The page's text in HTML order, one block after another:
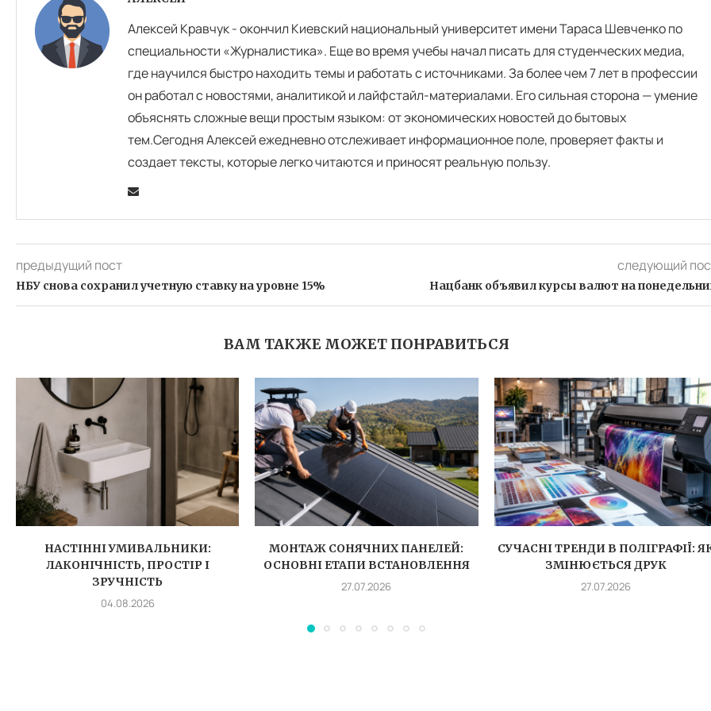
Алексей Кравчук - окончил Киевский национальный университет имени Тараса Шевченко по
специальности «Журналистика». Еще во время учебы начал писать для студенческих медиа,
где научился быстро находить темы и работать с источниками. За более чем 7 лет в профессии
он работал с новостями, аналитикой и лайфстайл-материалами. Его сильная сторона — умение
объяснять сложные вещи простым языком: от экономических новостей до бытовых
тем.Сегодня Алексей ежедневно отслеживает информационное поле, проверяет факты и
создает тексты, которые легко читаются и приносят реальную пользу.
предыдущий пост
НБУ снова сохранил учетную ставку на уровне 15%
следующий
Нацбанк объявил курсы валют на
ВАМ ТАКЖЕ МОЖЕТ ПОНРАВИТЬСЯ
НАСТІННІ УМИВАЛЬНИКИ:
ЛАКОНІЧНІСТЬ, ПРОСТІР І
ЗРУЧНІСТЬ
04.08.2026
МОНТАЖ СОНЯЧНИХ ПАНЕЛЕЙ:
ОСНОВНІ ЕТАПИ ВСТАНОВЛЕННЯ
27.07.2026
СУЧАСНІ ТРЕНДИ В ПОЛІГРАФІЇ:
ЗМІНЮЄТЬСЯ ДРУК
27.07.2026